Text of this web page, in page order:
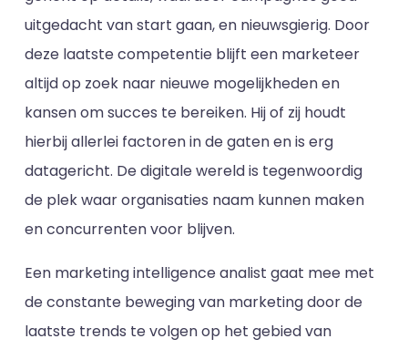
uitgedacht van start gaan, en nieuwsgierig. Door
deze laatste competentie blijft een marketeer
altijd op zoek naar nieuwe mogelijkheden en
kansen om succes te bereiken. Hij of zij houdt
hierbij allerlei factoren in de gaten en is erg
datagericht. De digitale wereld is tegenwoordig
de plek waar organisaties naam kunnen maken
en concurrenten voor blijven.
Een marketing intelligence analist gaat mee met
de constante beweging van marketing door de
laatste trends te volgen op het gebied van